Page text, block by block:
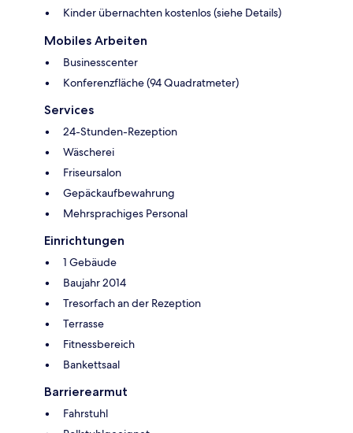
Kinder übernachten kostenlos (siehe Details)
Mobiles Arbeiten
Businesscenter
Konferenzfläche (94 Quadratmeter)
Services
24-Stunden-Rezeption
Wäscherei
Friseursalon
Gepäckaufbewahrung
Mehrsprachiges Personal
Einrichtungen
1 Gebäude
Baujahr 2014
Tresorfach an der Rezeption
Terrasse
Fitnessbereich
Bankettsaal
Barrierearmut
Fahrstuhl